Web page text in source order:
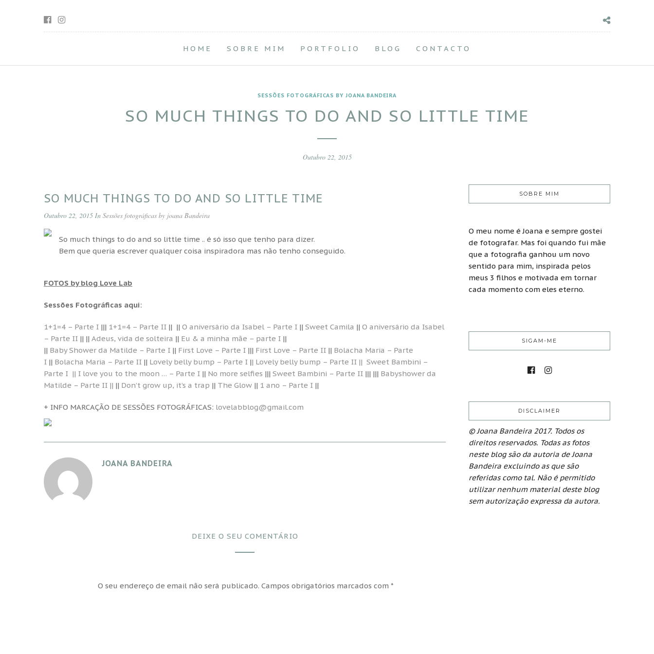
HOME SOBRE MIM PORTFOLIO BLOG CONTACTO
SESSÕES FOTOGRÁFICAS BY JOANA BANDEIRA
SO MUCH THINGS TO DO AND SO LITTLE TIME
Outubro 22, 2015
SO MUCH THINGS TO DO AND SO LITTLE TIME
Outubro 22, 2015 In Sessões fotográficas by joana Bandeira
So much things to do and so little time .. é só isso que tenho para dizer.
Bem que queria escrever qualquer coisa inspiradora mas não tenho conseguido.
FOTOS by blog Love Lab
Sessões Fotográficas aqui:
1+1=4 – Parte I ||| 1+1=4 – Parte II || || O aniversário da Isabel – Parte I || Sweet Camila || O aniversário da Isabel
– Parte II || || Adeus, vida de solteira || Eu & a minha mãe – parte I ||
|| Baby Shower da Matilde – Parte I || First Love – Parte I ||| First Love – Parte II || Bolacha Maria – Parte
I || Bolacha Maria – Parte II || Lovely belly bump – Parte I || Lovely belly bump – Parte II || Sweet Bambini –
Parte I || I love you to the moon … – Parte I || No more selfies ||| Sweet Bambini – Parte II ||| ||| Babyshower da
Matilde – Parte II || || Don’t grow up, it’s a trap || The Glow || 1 ano – Parte I ||
+ INFO MARCAÇÃO DE SESSÕES FOTOGRÁFICAS: lovelabblog@gmail.com
JOANA BANDEIRA
DEIXE O SEU COMENTÁRIO
O seu endereço de email não será publicado. Campos obrigatórios marcados com *
SOBRE MIM
O meu nome é Joana e sempre gostei
de fotografar. Mas foi quando fui mãe
que a fotografia ganhou um novo
sentido para mim, inspirada pelos
meus 3 filhos e motivada em tornar
cada momento com eles eterno.
SIGAM-ME
DISCLAIMER
© Joana Bandeira 2017. Todos os
direitos reservados. Todas as fotos
neste blog são da autoria de Joana
Bandeira excluindo as que são
referidas como tal. Não é permitido
utilizar nenhum material deste blog
sem autorização expressa da autora.